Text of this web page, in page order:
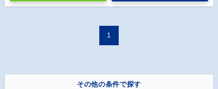
1
その他の条件で探す